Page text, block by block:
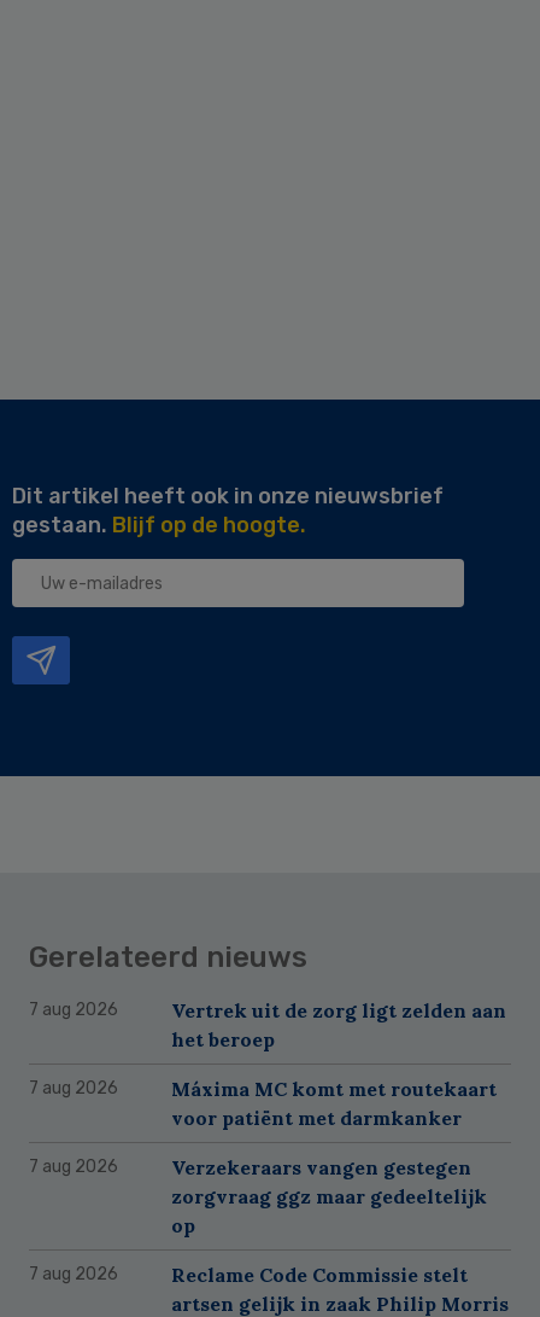
Dit artikel heeft ook in onze nieuwsbrief
gestaan. Blijf op de hoogte.
Uw
Gerelateerd nieuws
7 aug 2026
Vertrek uit de zorg ligt zelden aan
het beroep
7 aug 2026
Máxima MC komt met routekaart
voor patiënt met darmkanker
7 aug 2026
Verzekeraars vangen gestegen
zorgvraag ggz maar gedeeltelijk
op
7 aug 2026
Reclame Code Commissie stelt
artsen gelijk in zaak Philip Morris